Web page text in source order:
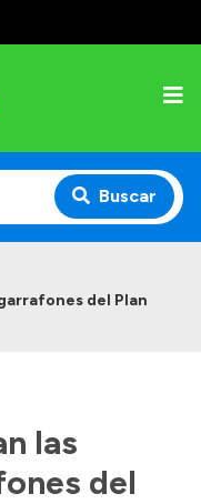
Buscar
del Plan
las
del